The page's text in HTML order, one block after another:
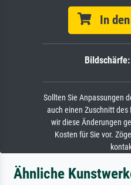
In den
Bildschärfe:
Sollten Sie Anpassungen
auch einen Zuschnitt
wir diese Änderungen
Kosten für Sie vor.
Ähnliche